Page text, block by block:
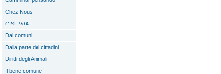
Chez Nous
CISL VdA
Dai comuni
Dalla parte dei cittadini
Diritti degli Animali
Il bene comune